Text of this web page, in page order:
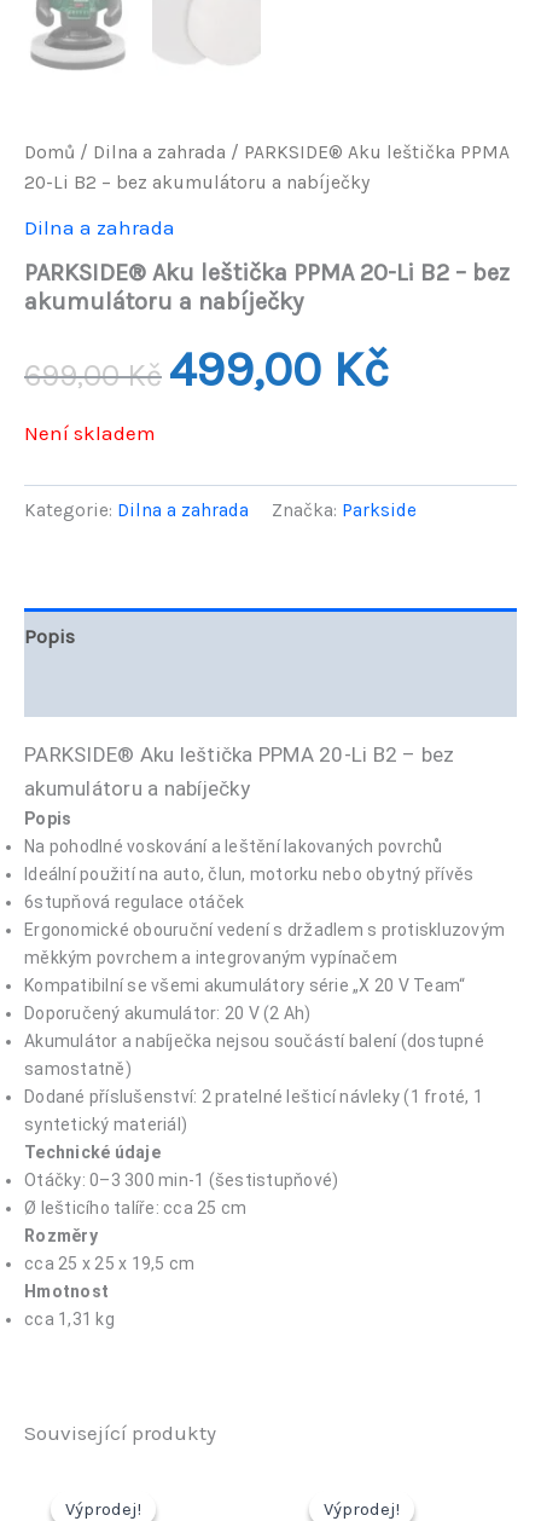
Domů / Dilna a zahrada / PARKSIDE® Aku leštička PPMA
20-Li B2 – bez akumulátoru a nabíječky
Dilna a zahrada
PARKSIDE® Aku leštička PPMA 20-Li B2 – bez
akumulátoru a nabíječky
699,00Kč
Původní
699,00 Kč.
499,00 Kč
499,00 Kč.
Není skladem
Kategorie: Dilna a zahrada Značka: Parkside
Popis
PARKSIDE® Aku leštička PPMA 20-Li B2 – bez
akumulátoru a nabíječky
Popis
Na pohodlné voskování a leštění lakovaných povrchů
Ideální použití na auto, člun, motorku nebo obytný přívěs
6stupňová regulace otáček
Ergonomické obouruční vedení s držadlem s protiskluzovým
měkkým povrchem a integrovaným vypínačem
Kompatibilní se všemi akumulátory série „X 20 V Team“
Doporučený akumulátor: 20 V (2 Ah)
Akumulátor a nabíječka nejsou součástí balení (dostupné
samostatně)
Dodané příslušenství: 2 pratelné lešticí návleky (1 froté, 1
syntetický materiál)
Technické údaje
Otáčky: 0–3 300 min-1 (šestistupňové)
Ø lešticího talíře: cca 25 cm
Rozměry
cca 25 x 25 x 19,5 cm
Hmotnost
cca 1,31 kg
Související produkty
Výprodej!
Výprodej! Výprodej!
Výprodej!